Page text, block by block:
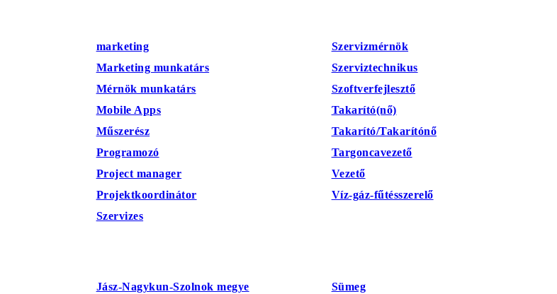
marketing
Marketing munkatárs
Mérnök munkatárs
Mobile Apps
Műszerész
Programozó
Project manager
Projektkoordinátor
Szervizes
Szervizmérnök
Szerviztechnikus
Szoftverfejlesztő
Takarító(nő)
Takarító/Takarítónő
Targoncavezető
Vezető
Víz-gáz-fűtésszerelő
Jász-Nagykun-Szolnok megye
Sümeg